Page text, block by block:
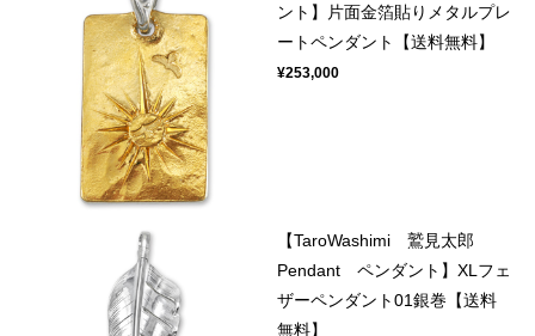
ント】片面金箔貼りメタルプレ
ートペンダント【送料無料】
¥253,000
【TaroWashimi 鷲見太郎
Pendant ペンダント】XLフェ
ザーペンダント01銀巻【送料
無料】